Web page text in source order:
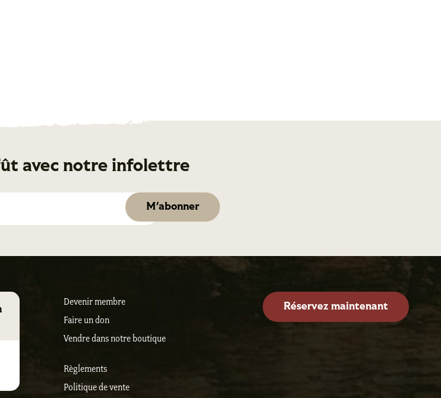
avec notre infolettre
Devenir membre
Faire un don
Vendre dans notre boutique
Règlements
Politique de vente
Réservez maintenant